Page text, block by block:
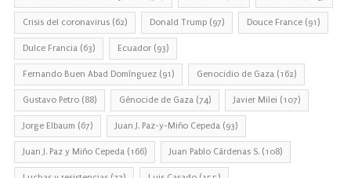
Crisis del coronavirus (62) Donald Trump (97) Douce France (91)
Dulce Francia (63) Ecuador (93)
Fernando Buen Abad Domínguez (91) Genocidio de Gaza (162)
Gustavo Petro (88) Génocide de Gaza (74) Javier Milei (107)
Jorge Elbaum (67) Juan J. Paz-y-Miño Cepeda (93)
Juan J. Paz y Miño Cepeda (166) Juan Pablo Cárdenas S. (108)